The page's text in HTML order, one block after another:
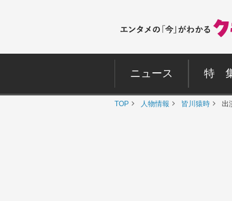
ニュース 特
TOP 人物情報 皆川猿時 出